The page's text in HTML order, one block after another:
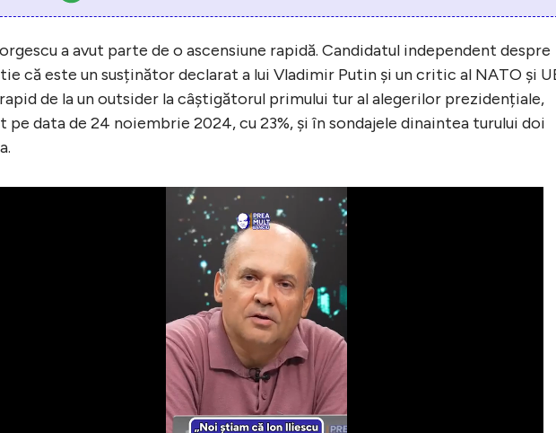
a avut parte de o ascensiune rapidă. Candidatul independent despre
că este un susținător declarat a lui Vladimir Putin și un critic al NATO și
de la un outsider la câștigătorul primului tur al alegerilor prezidențiale,
pe data de 24 noiembrie 2024, cu 23%, și în sondajele dinaintea turului doi